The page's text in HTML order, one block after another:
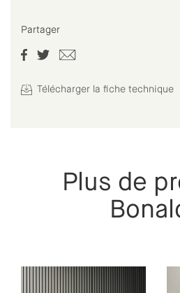
Partager
Télécharger la fiche technique
Plus de